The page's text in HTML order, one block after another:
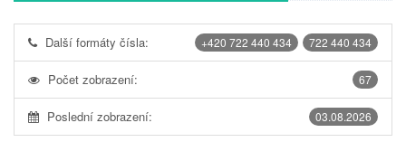
722 440 434
+420 722 440 434
Další formáty čísla:
67
Počet zobrazení:
03.08.2026
Poslední zobrazení: